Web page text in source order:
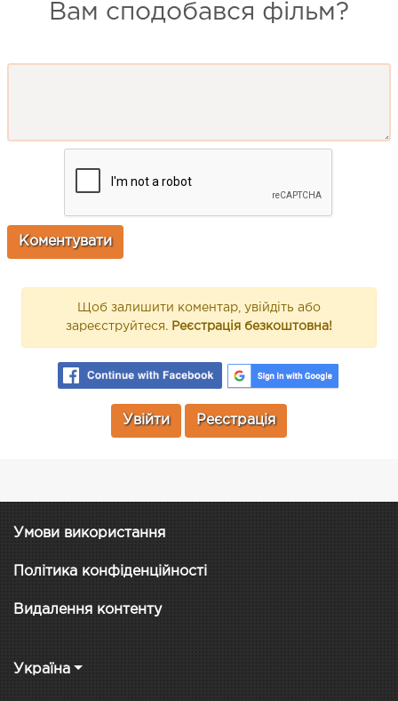
Вам сподобався фільм?
Щоб залишити коментар, увійдіть або
зареєструйтеся. Реєстрація безкоштовна!
Увійти Реєстрація
Умови використання
Політика конфіденційності
Видалення контенту
Україна